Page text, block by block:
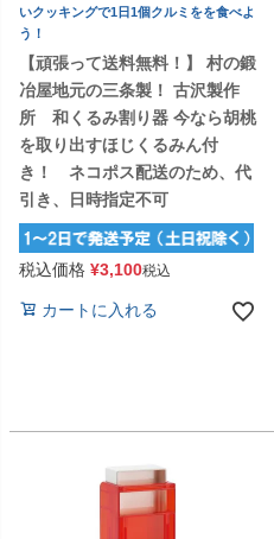
いクッキングで1日1個クルミをを食べよ
う！
【頑張って送料無料！】 村の鍛
冶屋地元の三条製！ 古沢製作
所 和くるみ割り器 今なら胡桃
を取り出すほじくるみん付
き！ ネコポス配送のため、代
引き、日時指定不可
税込価格 ¥3,100税込
カートに入れる